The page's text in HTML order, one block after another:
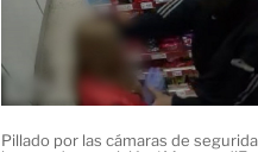
Pillado por las cámaras de